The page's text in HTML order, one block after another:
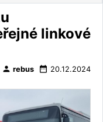
linkové
person rebus date_range 20.12.2024